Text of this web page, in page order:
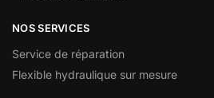
NOS SERVICES
Service de réparation
Flexible hydraulique sur mesure